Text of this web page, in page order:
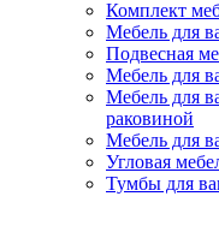
Комплект
Мебель для
Подвесная
Мебель для
Мебель для
раковиной
Мебель для
Угловая
Тумбы для